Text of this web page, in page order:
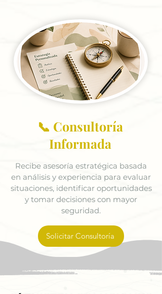
📞 Consultoría
Informada
Recibe asesoría estratégica basada
en análisis y experiencia para evaluar
situaciones, identificar oportunidades
y tomar decisiones con mayor
seguridad.
Solicitar Consultoría